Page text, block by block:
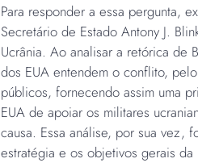
Para responder a essa pergunta,
Secretário de Estado Antony J.
Ucrânia. Ao analisar a retórica de
dos EUA entendem o conflito,
públicos, fornecendo assim uma
EUA de apoiar os militares
causa. Essa análise, por sua vez,
estratégia e os objetivos gerais